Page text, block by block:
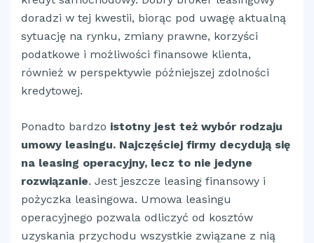
doradzi w tej kwestii, biorąc pod uwagę aktualną
sytuację na rynku, zmiany prawne, korzyści
podatkowe i możliwości finansowe klienta,
również w perspektywie późniejszej zdolności
kredytowej.
Ponadto bardzo istotny jest też wybór rodzaju
umowy leasingu. Najczęściej firmy decydują się
na leasing operacyjny, lecz to nie jedyne
rozwiązanie. Jest jeszcze leasing finansowy i
pożyczka leasingowa. Umowa leasingu
operacyjnego pozwala odliczyć od kosztów
uzyskania przychodu wszystkie związane z nią